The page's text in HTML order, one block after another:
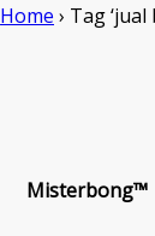
Home › Tag
Misterbong™